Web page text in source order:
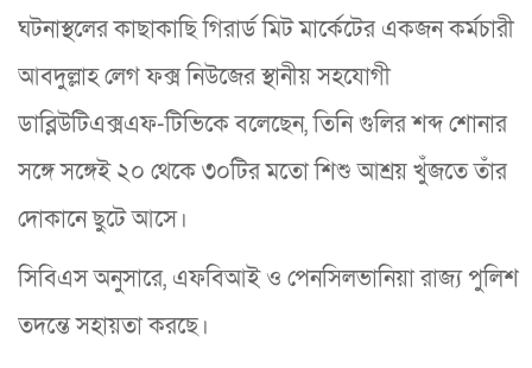
ঘটনাস্থলের কাছাকাছি গিরার্ড মিট মার্কেটের একজন কর্মচারী
আবদুল্লাহ লেগ ফক্স নিউজের স্থানীয় সহযোগী
ডাব্লিউটিএক্সএফ-টিভিকে বলেছেন, তিনি গুলির শব্দ শোনার
সঙ্গে সঙ্গেই ২০ থেকে ৩০টির মতো শিশু আশ্রয় খুঁজতে তাঁর
দোকানে ছুটে আসে।
সিবিএস অনুসারে, এফবিআই ও পেনসিলভানিয়া রাজ্য পুলিশ
তদন্তে সহায়তা করছে।